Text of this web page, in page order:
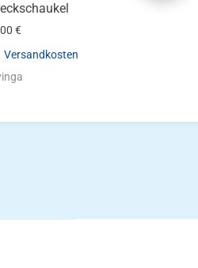
€
Versandkosten